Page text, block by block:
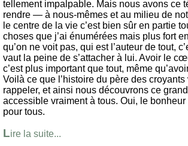
tellement impalpable. Mais nous avons ce
rendre — à nous-mêmes et au milieu de
le centre de la vie c’est bien sûr en partie
choses que j’ai énumérées mais plus fort
qu’on ne voit pas, qui est l’auteur de tout,
vaut la peine de s’attacher à lui. Avoir le
c’est plus important que tout, même
Voilà ce que l’histoire du père des
rappeler, et ainsi nous découvrons ce
accessible vraiment à tous. Oui, le bonheur
pour tous.
Lire la suite...